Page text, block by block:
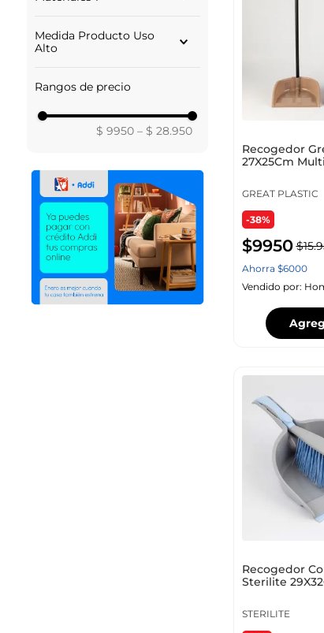
GREAT PLASTIC
BETTANIN
TURQUESA
BLANCO
BAMBU PLASTICO
Medida Producto Uso
Alto
4.50
23.00
22.30
Rangos de precio
$ 9950 – $ 28.950
Recogedor
27X25Cm
GREAT PLASTIC
-38%
$9950 $15.
Ahorra $6000
Vendido por:
Recogedor
Sterilite
STERILITE